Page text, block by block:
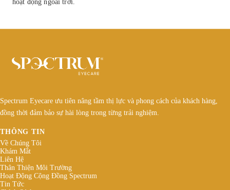
Spectrum Eyecare ưu tiên nâng tầm thị lực và phong cách của khách hàng,
đồng thời đảm bảo sự hài lòng trong từng trải nghiệm.
THÔNG TIN
Về Chúng Tôi
Khám Mắt
Liên Hệ
Thân Thiện Môi Trường
Hoạt Động Cộng Đồng Spectrum
Tin Tức